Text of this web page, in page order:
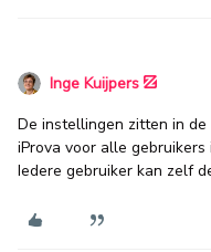
Inge Kuijpers
De instellingen zitten in
iProva voor alle gebruikers
Iedere gebruiker kan zelf